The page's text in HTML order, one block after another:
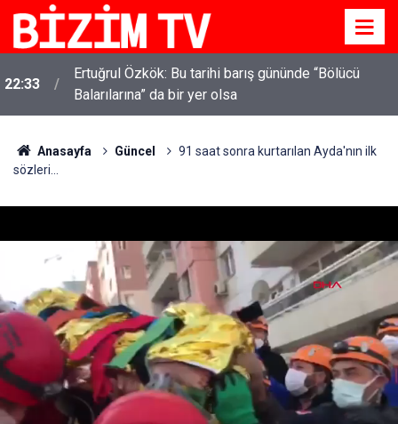
22:33
Ertuğrul Özkök: Bu tarihi barış gününde “Bölücü
Balarılarına” da bir yer olsa
Anasayfa Güncel
91 saat sonra kurtarılan Ayda'nın ilk
sözleri...